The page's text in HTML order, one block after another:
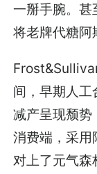
一掰手腕。甚
将老牌代糖阿
间，早期人工
减产呈现颓势
消费端，采用
对上了元气森